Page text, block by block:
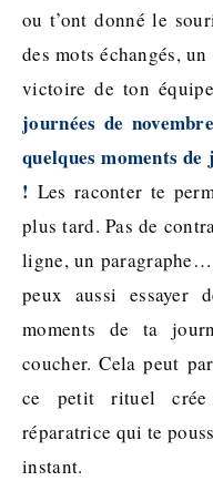
ou t’ont donné le
des mots échangés,
victoire de ton
journées de
quelques moments
! Les raconter te
plus tard. Pas de
ligne, un paragraphe…
peux aussi essayer
moments de ta
coucher. Cela peut
ce petit rituel crée
réparatrice qui te
instant.